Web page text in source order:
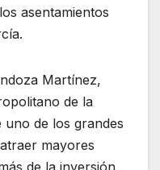
asentamientos
Martínez,
de la
uno de los grandes
mayores